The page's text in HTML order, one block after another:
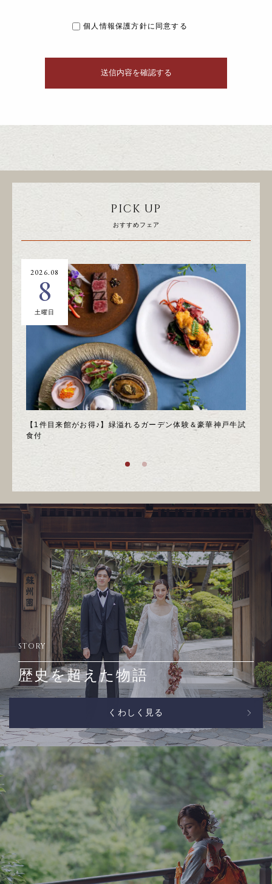
個人情報保護方針に同意する
PICK UP
おすすめフェア
【1件目来館がお得♪】緑溢れるガーデン体験＆豪華神戸牛試
食付
2026.08
8
土曜日
STORY
歴史を超えた物語
くわしく見る